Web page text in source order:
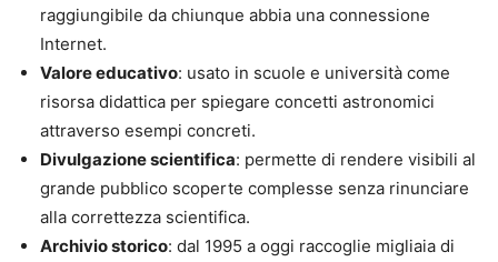
raggiungibile da chiunque abbia una connessione
Internet.
Valore educativo: usato in scuole e università come
risorsa didattica per spiegare concetti astronomici
attraverso esempi concreti.
Divulgazione scientifica: permette di rendere visibili al
grande pubblico scoperte complesse senza rinunciare
alla correttezza scientifica.
Archivio storico: dal 1995 a oggi raccoglie migliaia di